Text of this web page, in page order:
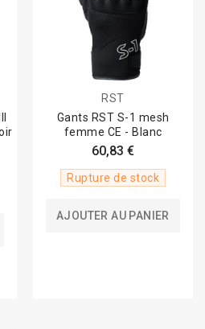
RST
Gants RST S-1 mesh
femme CE - Blanc
60,83 €
Rupture de stock
AJOUTER AU PANIER